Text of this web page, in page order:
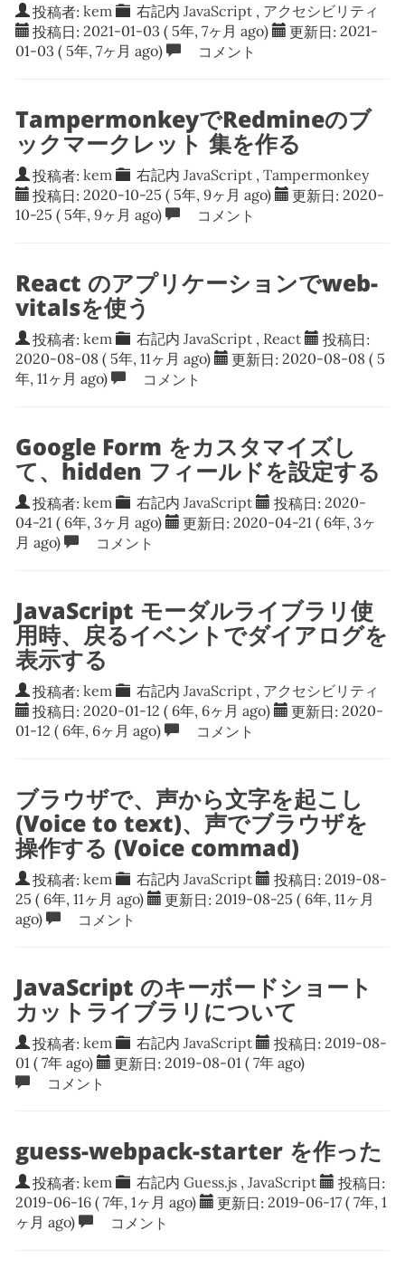
投稿者: kem 右記内JavaScript , アクセシビリティ
投稿日: 2021-01-03 ( 5年, 7ヶ月 ago) 更新日: 2021-
01-03 ( 5年, 7ヶ月 ago) コメント
TampermonkeyでRedmineのブ
ックマークレット 集を作る
投稿者: kem 右記内JavaScript ,Tampermonkey
投稿日: 2020-10-25 ( 5年, 9ヶ月 ago) 更新日: 2020-
10-25 ( 5年, 9ヶ月 ago) コメント
React のアプリケーションでweb-
vitalsを使う
投稿者: kem 右記内JavaScript , React 投稿日:
2020-08-08 ( 5年, 11ヶ月 ago) 更新日: 2020-08-08 ( 5
年, 11ヶ月 ago)
コメント
Google Form をカスタマイズし
て、hidden フィールドを設定する
投稿者: kem 右記内JavaScript 投稿日: 2020-
04-21 ( 6年, 3ヶ月 ago) 更新日: 2020-04-21 ( 6年, 3ヶ
月 ago)
コメント
JavaScript モーダルライブラリ使
用時、戻るイベントでダイアログを
表示する
投稿者: kem 右記内JavaScript , アクセシビリティ
投稿日: 2020-01-12 ( 6年, 6ヶ月 ago) 更新日: 2020-
01-12 ( 6年, 6ヶ月 ago) コメント
ブラウザで、声から文字を起こし
(Voice to text)、声でブラウザを
操作する (Voice commad)
投稿者: kem 右記内JavaScript 投稿日: 2019-08-
25 ( 6年, 11ヶ月 ago) 更新日: 2019-08-25 ( 6年, 11ヶ月
ago)
コメント
JavaScript のキーボードショート
カットライブラリについて
投稿者: kem 右記内JavaScript 投稿日: 2019-08-
01 ( 7年 ago) 更新日: 2019-08-01 ( 7年 ago)
コメント
guess-webpack-starter を作った
投稿者: kem 右記内Guess.js ,JavaScript 投稿日:
2019-06-16 ( 7年, 1ヶ月 ago) 更新日: 2019-06-17 ( 7年, 1
ヶ月 ago)
コメント